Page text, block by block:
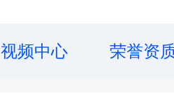
视频中心 荣誉资